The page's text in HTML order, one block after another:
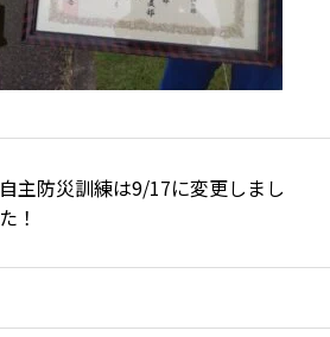
自主防災訓練は9/17に変更しまし
た！